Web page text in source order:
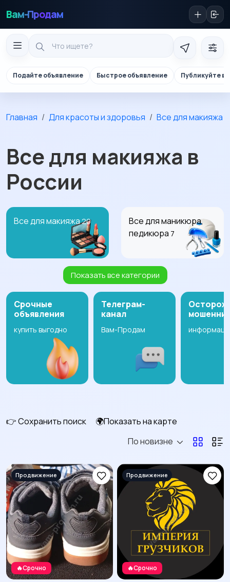
Вам-Продам
Подайте объявление Быстрое объявление Публикуйте в
Главная Для красоты и здоровья Все для макияжа
Все для макияжа в
России
Все для макияжа20
Все для маникюра,
педикюра 7
Товары для здоровья
159
Крема, гели, уход за
кожей36
Мыло, пасты, товары
для гигиены19
за волосами
загара1
Показать все категории
Срочные
объявления
купить выгодно
Телеграм-
канал
Вам-Продам
👉 Сохранить поиск
🌍Показать на карте
По новизне
🔥Срочно 🔥Срочно